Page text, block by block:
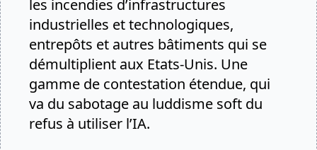
les incendies d’infrastructures
industrielles et technologiques,
entrepôts et autres bâtiments qui se
démultiplient aux Etats-Unis. Une
gamme de contestation étendue, qui
va du sabotage au luddisme soft du
refus à utiliser l’IA.